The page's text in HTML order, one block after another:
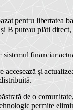
pentru libertatea
B puteau plăti
financiar
și
de o
permite